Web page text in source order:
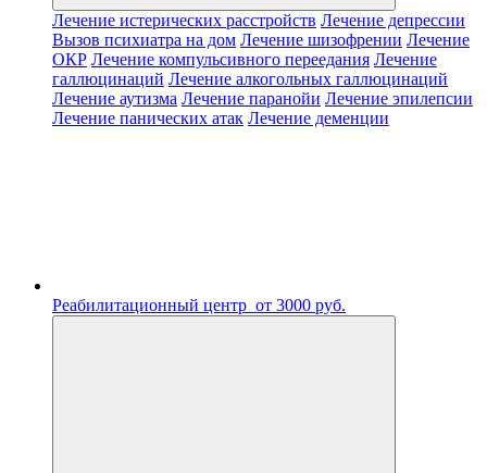
Лечение истерических расстройств Лечение депрессии
Вызов психиатра на дом Лечение шизофрении Лечение
ОКР Лечение компульсивного переедания Лечение
галлюцинаций Лечение алкогольных галлюцинаций
Лечение аутизма Лечение паранойи Лечение эпилепсии
Лечение панических атак Лечение деменции
Реабилитационный центр от 3000 руб.